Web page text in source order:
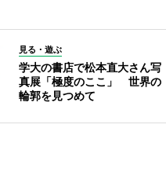
見る・遊ぶ
学大の書店で松本直大さん写
真展「極度のここ」 世界の
輪郭を見つめて